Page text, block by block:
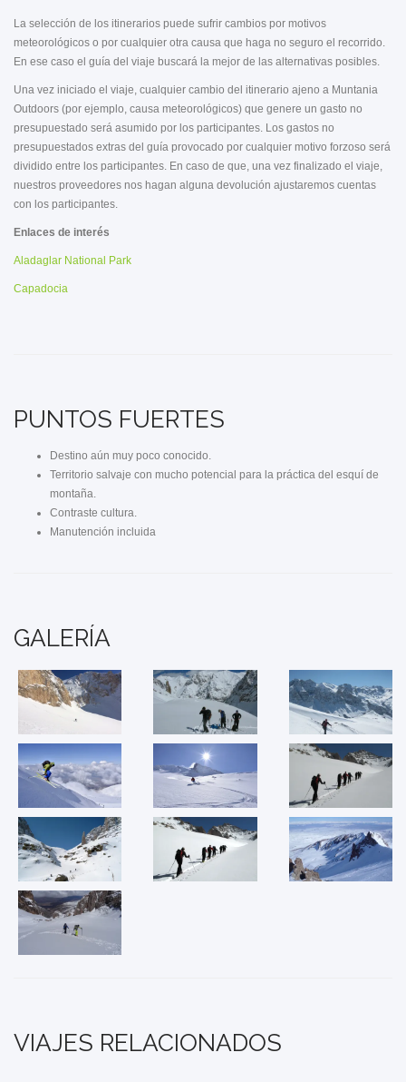
La selección de los itinerarios puede sufrir cambios por motivos
meteorológicos o por cualquier otra causa que haga no seguro el recorrido.
En ese caso el guía del viaje buscará la mejor de las alternativas posibles.
Una vez iniciado el viaje, cualquier cambio del itinerario ajeno a Muntania
Outdoors (por ejemplo, causa meteorológicos) que genere un gasto no
presupuestado será asumido por los participantes. Los gastos no
presupuestados extras del guía provocado por cualquier motivo forzoso será
dividido entre los participantes. En caso de que, una vez finalizado el viaje,
nuestros proveedores nos hagan alguna devolución ajustaremos cuentas
con los participantes.
Enlaces de interés
Aladaglar National Park
Capadocia
PUNTOS FUERTES
Destino aún muy poco conocido.
Territorio salvaje con mucho potencial para la práctica del esquí de
montaña.
Contraste cultura.
Manutención incluida
GALERÍA
VIAJES RELACIONADOS